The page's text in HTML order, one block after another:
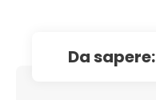
da sapere: